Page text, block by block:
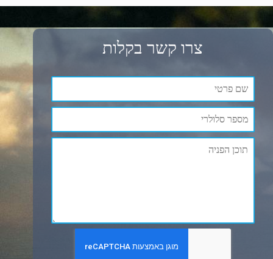
צרו קשר בקלות